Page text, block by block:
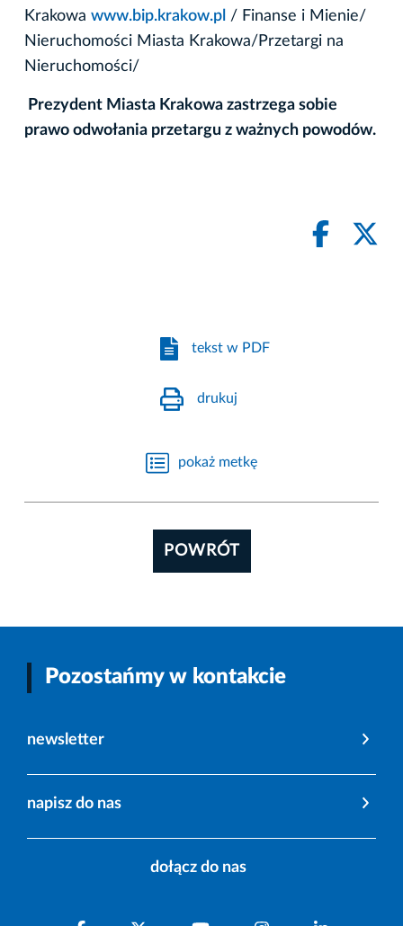
Krakowa www.bip.krakow.pl / Finanse i Mienie/
Nieruchomości Miasta Krakowa/Przetargi na
Nieruchomości/
Prezydent Miasta Krakowa zastrzega sobie
prawo odwołania przetargu z ważnych powodów.
tekst w PDF
drukuj
pokaż metkę
POWRÓT
Pozostańmy w kontakcie
newsletter
napisz do nas
dołącz do nas